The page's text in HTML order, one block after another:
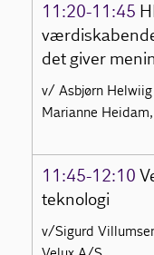
11:20-11:45
det giver
v/ Asbjørn
Marianne
11:45-12:10
teknologi
v/Sigurd